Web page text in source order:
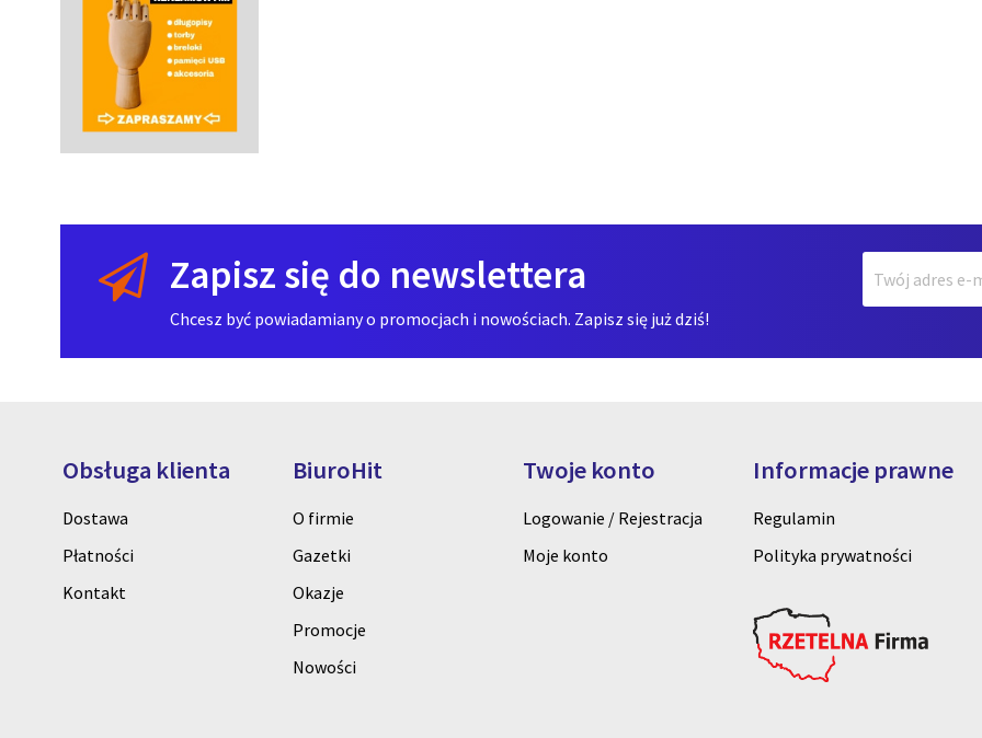
Zapisz się do newslettera
Chcesz być powiadamiany o promocjach i nowościach. Zapisz się już dziś!
Obsługa klienta
Dostawa
Płatności
Kontakt
BiuroHit
O firmie
Gazetki
Okazje
Promocje
Nowości
Twoje konto
Logowanie / Rejestracja
Moje konto
Informacje prawne
Regulamin
Polityka prywatności